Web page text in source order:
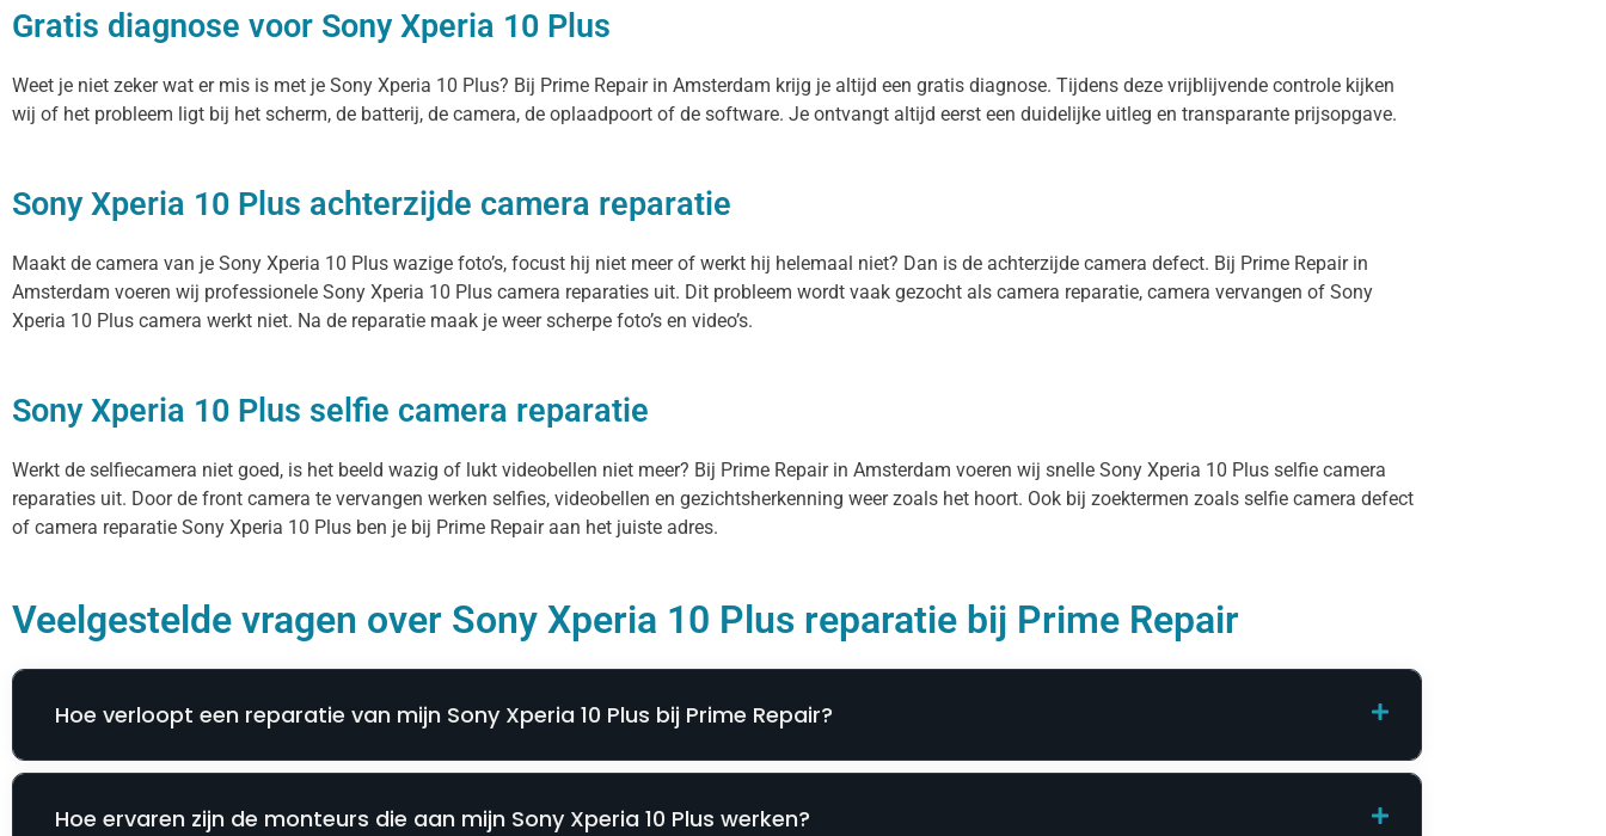
Gratis diagnose voor Sony Xperia 10 Plus
Weet je niet zeker wat er mis is met je Sony Xperia 10 Plus? Bij Prime Repair in Amsterdam krijg je altijd een gratis diagnose. Tijdens deze vrijblijvende controle kijken
wij of het probleem ligt bij het scherm, de batterij, de camera, de oplaadpoort of de software. Je ontvangt altijd eerst een duidelijke uitleg en transparante prijsopgave.
Sony Xperia 10 Plus achterzijde camera reparatie
Maakt de camera van je Sony Xperia 10 Plus wazige foto’s, focust hij niet meer of werkt hij helemaal niet? Dan is de achterzijde camera defect. Bij Prime Repair in
Amsterdam voeren wij professionele Sony Xperia 10 Plus camera reparaties uit. Dit probleem wordt vaak gezocht als camera reparatie, camera vervangen of Sony
Xperia 10 Plus camera werkt niet. Na de reparatie maak je weer scherpe foto’s en video’s.
Sony Xperia 10 Plus selfie camera reparatie
Werkt de selfiecamera niet goed, is het beeld wazig of lukt videobellen niet meer? Bij Prime Repair in Amsterdam voeren wij snelle Sony Xperia 10 Plus selfie camera
reparaties uit. Door de front camera te vervangen werken selfies, videobellen en gezichtsherkenning weer zoals het hoort. Ook bij zoektermen zoals selfie camera defect
of camera reparatie Sony Xperia 10 Plus ben je bij Prime Repair aan het juiste adres.
Veelgestelde vragen over Sony Xperia 10 Plus reparatie bij Prime Repair
Hoe verloopt een reparatie van mijn Sony Xperia 10 Plus bij Prime Repair?
Hoe ervaren zijn de monteurs die aan mijn Sony Xperia 10 Plus werken?